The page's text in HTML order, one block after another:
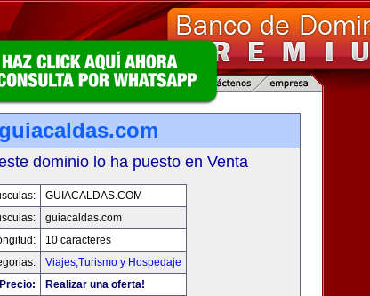
guiacaldas.com
dominio lo ha puesto en Venta
GUIACALDAS.COM
guiacaldas.com
10 caracteres
Viajes,Turismo y Hospedaje
Precio:
Realizar una oferta!